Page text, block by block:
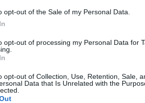
opt-out of the Sale of my Personal Data.
opt-out of processing my Personal Data for
opt-out of Collection, Use, Retention, Sale,
Data that Is Unrelated with the